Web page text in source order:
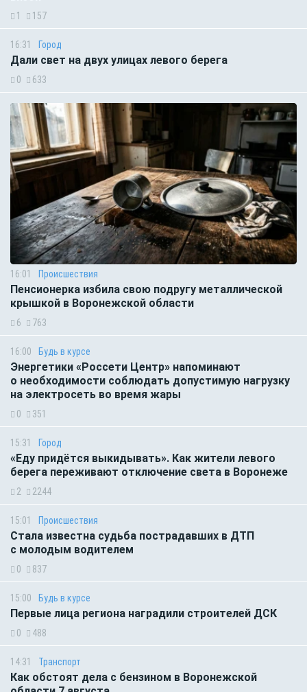
1 157
16:31 Город
Дали свет на двух улицах левого берега
0 633
16:01 Происшествия
Пенсионерка избила свою подругу металлической
крышкой в Воронежской области
6 763
16:00 Будь в курсе
Энергетики «Россети Центр» напоминают
о необходимости соблюдать допустимую нагрузку
на электросеть во время жары
0 351
15:31 Город
«Еду придётся выкидывать». Как жители левого
берега переживают отключение света в Воронеже
2 2244
15:01 Происшествия
Стала известна судьба пострадавших в ДТП
с молодым водителем
0 837
15:00 Будь в курсе
Первые лица региона наградили строителей ДСК
0 488
14:31 Транспорт
Как обстоят дела с бензином в Воронежской